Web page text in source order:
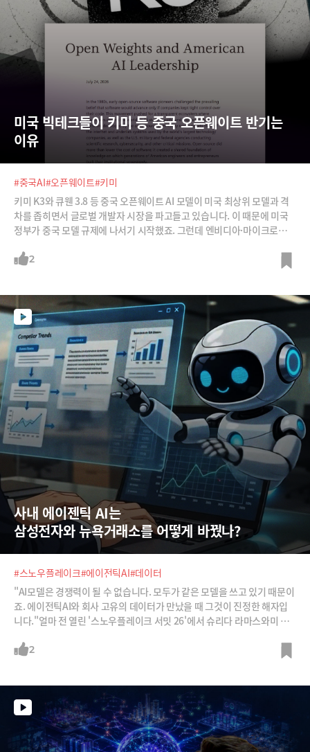
미국 빅테크들이 키미 등 중국 오픈웨이트 반기는
이유
#중국AI#오픈웨이트#키미
키미 K3와 큐웬 3.8 등 중국 오픈웨이트 AI 모델이 미국 최상위 모델과 격
차를 좁히면서 글로벌 개발자 시장을 파고들고 있습니다. 이 때문에 미국
정부가 중국 모델 규제에 나서기 시작했죠. 그런데 엔비디아·마이크로소
쟁력을 약화하고 혁신을 해외로 밀어낼 수 있다고 경고했습니다. 왜 이들
는 공개서한의 행간을 읽어봅니다.
2
사내 에이젠틱 AI는
삼성전자와 뉴욕거래소를 어떻게 바꿨나?
#스노우플레이크#에이전틱AI#데이터
"AI모델은 경쟁력이 될 수 없습니다. 모두가 같은 모델을 쓰고 있기 때문이
죠. 에이전틱AI와 회사 고유의 데이터가 만났을 때 그것이 진정한 해자입
니다."얼마 전 열린 '스노우플레이크 서밋 26'에서 슈리다 라마스와미 스
쟁력이 될 것이라고 설명했습니다. 지금까지는 데이터를 가공하고 분석하
코'와 '스노우플레이크 코워크'라는 제품을 소개하고 이를 통해 기업 경쟁
력을 끌어 올린 다양한 고객사들의 사레를 소개했습니다. 뉴욕거래소를 운
영하고 있는 ICE부터 삼성전자, 톰슨 로이터, 언더아머, 버셀 등 다양한 기
업들이 에이전틱AI와 회사 고유의 데이터를 결합해 어떤 혁신을 만들어 냈
2